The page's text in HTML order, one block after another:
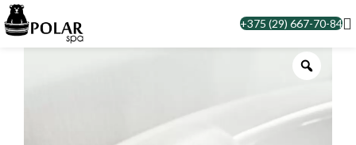
+375 (29) 667-70-84